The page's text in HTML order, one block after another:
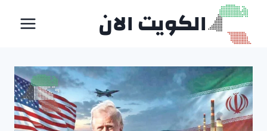
التجاوز
المحتوى
الكويت الان